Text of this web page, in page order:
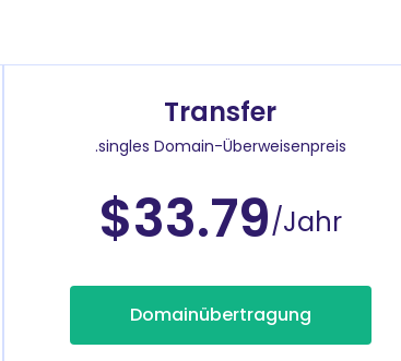
Transfer
.singles Domain-Überweisenpreis
$33.79/Jahr
Domainübertragung